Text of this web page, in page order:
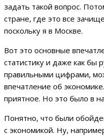
задать такой вопрос.
стране, где это все
поскольку я в Москве.
Вот это основные
статистику и даже как бы
правильными цифрами,
впечатление об
приятное. Но это было в
Понятно, что были
с экономикой. Ну,